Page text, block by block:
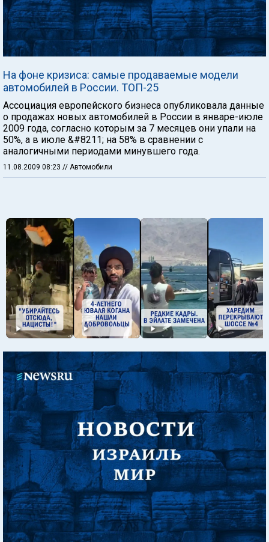
На фоне кризиса: самые продаваемые модели
автомобилей в России. ТОП-25
Ассоциация европейского бизнеса опубликовала данные
о продажах новых автомобилей в России в январе-июле
2009 года, согласно которым за 7 месяцев они упали на
50%, а в июле &#8211; на 58% в сравнении с
аналогичными периодами минувшего года.
11.08.2009 08:23 // Автомобили